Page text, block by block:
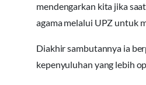
mendengarkan kita jika
agama melalui UPZ untuk
Diakhir sambutannya ia
kepenyuluhan yang lebih